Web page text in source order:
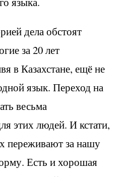
дела обстоят
за 20 лет
в Казахстане, ещё не
язык. Переход на
весьма
этих людей. И кстати,
переживают за нашу
Есть и хорошая